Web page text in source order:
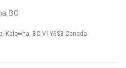
BC
Kelowna, BC V1Y6S8 Canada